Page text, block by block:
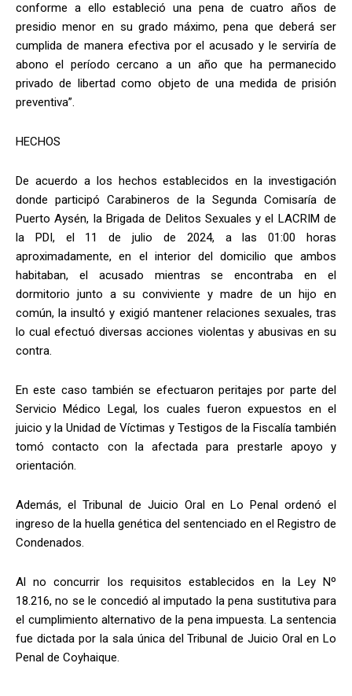
conforme a ello estableció una pena de cuatro años de
presidio menor en su grado máximo, pena que deberá ser
cumplida de manera efectiva por el acusado y le serviría de
abono el período cercano a un año que ha permanecido
privado de libertad como objeto de una medida de prisión
preventiva”.
HECHOS
De acuerdo a los hechos establecidos en la investigación
donde participó Carabineros de la Segunda Comisaría de
Puerto Aysén, la Brigada de Delitos Sexuales y el LACRIM de
la PDI, el 11 de julio de 2024, a las 01:00 horas
aproximadamente, en el interior del domicilio que ambos
habitaban, el acusado mientras se encontraba en el
dormitorio junto a su conviviente y madre de un hijo en
común, la insultó y exigió mantener relaciones sexuales, tras
lo cual efectuó diversas acciones violentas y abusivas en su
contra.
En este caso también se efectuaron peritajes por parte del
Servicio Médico Legal, los cuales fueron expuestos en el
juicio y la Unidad de Víctimas y Testigos de la Fiscalía también
tomó contacto con la afectada para prestarle apoyo y
orientación.
Además, el Tribunal de Juicio Oral en Lo Penal ordenó el
ingreso de la huella genética del sentenciado en el Registro de
Condenados.
Al no concurrir los requisitos establecidos en la Ley Nº
18.216, no se le concedió al imputado la pena sustitutiva para
el cumplimiento alternativo de la pena impuesta. La sentencia
fue dictada por la sala única del Tribunal de Juicio Oral en Lo
Penal de Coyhaique.